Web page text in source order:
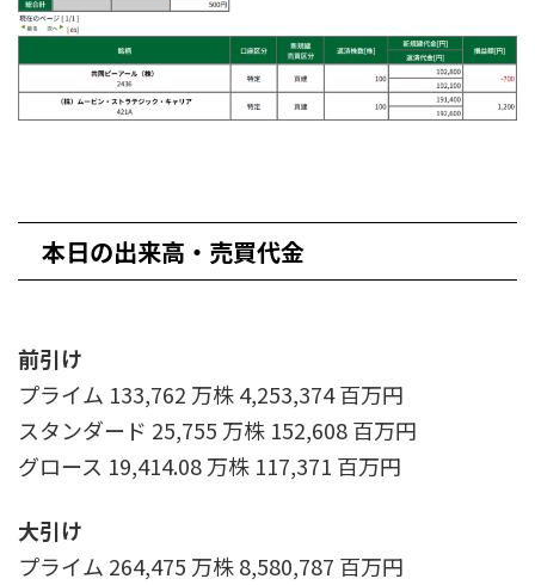
本日の出来高・売買代金
前引け
プライム 133,762 万株 4,253,374 百万円
スタンダード 25,755 万株 152,608 百万円
グロース 19,414.08 万株 117,371 百万円
大引け
プライム 264,475 万株 8,580,787 百万円